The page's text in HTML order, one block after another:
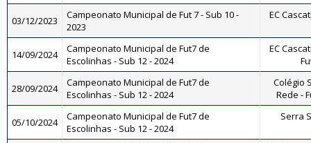
03/12/2023
Campeonato Municipal de Fut 7 - Sub 10 -
2023
EC
14/09/2024
Campeonato Municipal de Fut7 de
Escolinhas - Sub 12 - 2024
EC
28/09/2024
Campeonato Municipal de Fut7 de
Escolinhas - Sub 12 - 2024
Colégio
Rede -
05/10/2024
Campeonato Municipal de Fut7 de
Escolinhas - Sub 12 - 2024
Serra